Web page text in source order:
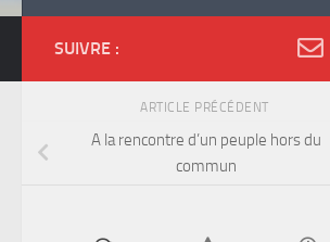
SUIVRE :
ARTICLE PRÉCÉDENT
A la rencontre d’un peuple hors du
commun